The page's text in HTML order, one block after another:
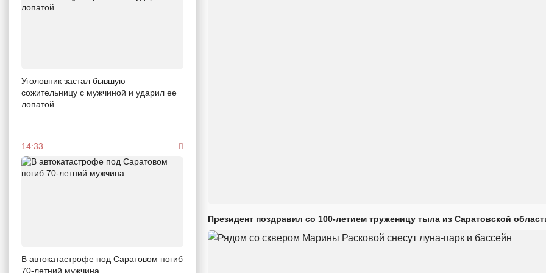
Уголовник застал бывшую
сожительницу с мужчиной и ударил ее
лопатой
14:33
В автокатастрофе под Саратовом погиб
70-летний мужчина
Президент поздравил со 100-летием труженицу тыла из Саратовской